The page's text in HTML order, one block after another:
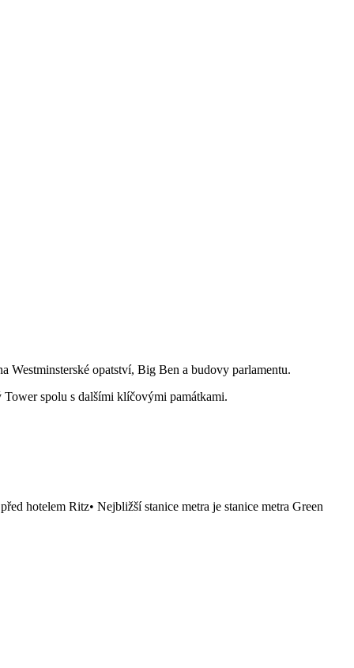
Westminsterské opatství, Big Ben a budovy parlamentu.
spolu s dalšími klíčovými památkami.
hotelem Ritz• Nejbližší stanice metra je stanice metra Green